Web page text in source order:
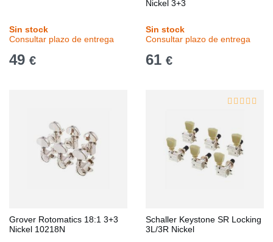
Sin stock
Consultar plazo de entrega
49 €
Nickel 3+3
Sin stock
Consultar plazo de entrega
61 €
Grover Rotomatics 18:1 3+3
Nickel 10218N
Schaller Keystone SR Locking
3L/3R Nickel